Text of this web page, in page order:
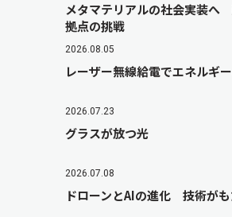
メタマテリアルの社会実装へ
拠点の挑戦
2026.08.05
レーザー無線給電でエネルギ
2026.07.23
グラスが放つ光
2026.07.08
ドローンとAIの進化 技術が